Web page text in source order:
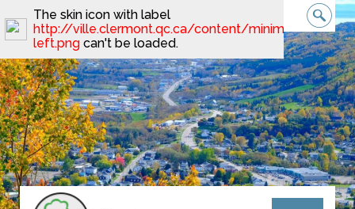
The skin icon with label
http://ville.clermont.qc.ca/content/
left.png can't be loaded.